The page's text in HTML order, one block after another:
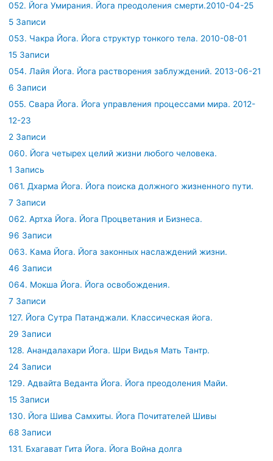
052. Йога Умирания. Йога преодоления смерти.2010-04-25
5 Записи
053. Чакра Йога. Йога структур тонкого тела. 2010-08-01
15 Записи
054. Лайя Йога. Йога растворения заблуждений. 2013-06-21
6 Записи
055. Свара Йога. Йога управления процессами мира. 2012-
12-23
2 Записи
060. Йога четырех целий жизни любого человека.
1 Запись
061. Дхарма Йога. Йога поиска должного жизненного пути.
7 Записи
062. Артха Йога. Йога Процветания и Бизнеса.
96 Записи
063. Кама Йога. Йога законных наслаждений жизни.
46 Записи
064. Мокша Йога. Йога освобождения.
7 Записи
127. Йога Сутра Патанджали. Классическая йога.
29 Записи
128. Анандалахари Йога. Шри Видья Мать Тантр.
24 Записи
129. Адвайта Веданта Йога. Йога преодоления Майи.
15 Записи
130. Йога Шива Самхиты. Йога Почитателей Шивы
68 Записи
131. Бхагават Гита Йога. Йога Война долга